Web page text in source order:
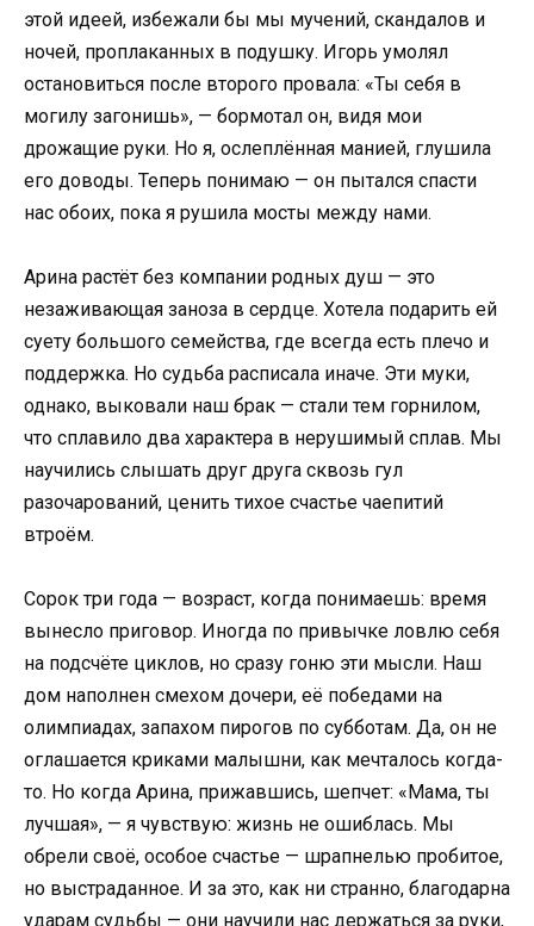
этой идеей, избежали бы мы мучений, скандалов и
ночей, проплаканных в подушку. Игорь умолял
остановиться после второго провала: «Ты себя в
могилу загонишь», — бормотал он, видя мои
дрожащие руки. Но я, ослеплённая манией, глушила
его доводы. Теперь понимаю — он пытался спасти
нас обоих, пока я рушила мосты между нами.
Арина растёт без компании родных душ — это
незаживающая заноза в сердце. Хотела подарить ей
суету большого семейства, где всегда есть плечо и
поддержка. Но судьба расписала иначе. Эти муки,
однако, выковали наш брак — стали тем горнилом,
что сплавило два характера в нерушимый сплав. Мы
научились слышать друг друга сквозь гул
разочарований, ценить тихое счастье чаепитий
втроём.
Сорок три года — возраст, когда понимаешь: время
вынесло приговор. Иногда по привычке ловлю себя
на подсчёте циклов, но сразу гоню эти мысли. Наш
дом наполнен смехом дочери, её победами на
олимпиадах, запахом пирогов по субботам. Да, он не
оглашается криками малышни, как мечталось когда-
то. Но когда Арина, прижавшись, шепчет: «Мама, ты
лучшая», — я чувствую: жизнь не ошиблась. Мы
обрели своё, особое счастье — шрапнелью пробитое,
но выстраданное. И за это, как ни странно, благодарна
ударам судьбы — они научили нас держаться за руки,